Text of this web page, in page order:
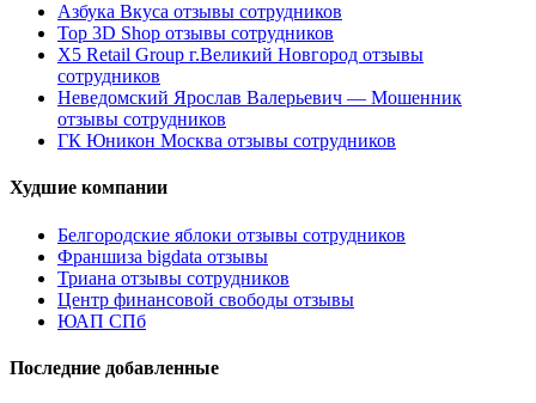
Азбука Вкуса отзывы сотрудников
Top 3D Shop отзывы сотрудников
X5 Retail Group г.Великий Новгород отзывы
сотрудников
Неведомский Ярослав Валерьевич — Мошенник
отзывы сотрудников
ГК Юникон Москва отзывы сотрудников
Худшие компании
Белгородские яблоки отзывы сотрудников
Франшиза bigdata отзывы
Триана отзывы сотрудников
Центр финансовой свободы отзывы
ЮАП СПб
Последние добавленные